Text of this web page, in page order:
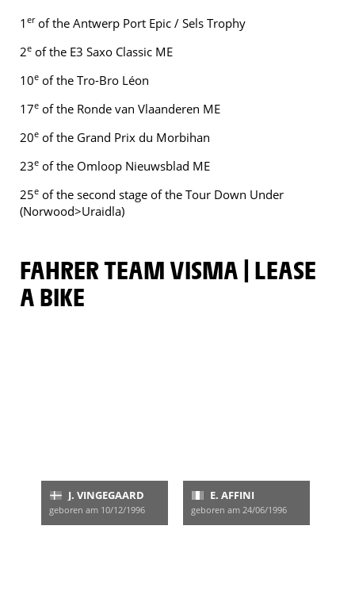
1 erof the Antwerp Port Epic / Sels Trophy
2e of the E3 Saxo Classic ME
10e of the Tro-Bro Léon
17e of the Ronde van Vlaanderen ME
20e of the Grand Prix du Morbihan
23e of the Omloop Nieuwsblad ME
25e of the second stage of the Tour Down Under
(Norwood>Uraidla)
FAHRER TEAM VISMA | LEASE
A BIKE
J. VINGEGAARD
geboren am 10/12/1996
E. AFFINI
geboren am 24/06/1996